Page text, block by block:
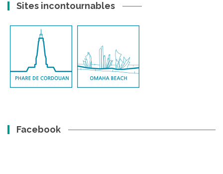
Sites incontournables
Facebook